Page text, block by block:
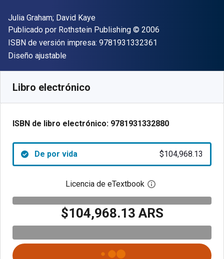
Autor(es)
Julia Graham; David Kaye
Editor
Publicado por Rothstein Publishing Copyright
© 2006
ISBN de versión impresa: 9781931332361
Formato
Diseño ajustable
Libro electrónico
ISBN de libro electrónico: 9781931332880
De por vida $104,968.13
Licencia de eTextbook Abre el cuadro de
$104,968.13 ARS